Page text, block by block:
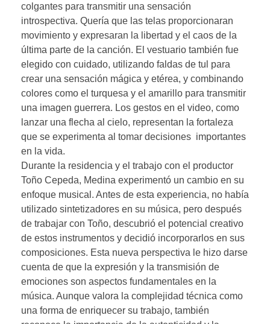
colgantes para transmitir una sensación
introspectiva. Quería que las telas proporcionaran
movimiento y expresaran la libertad y el caos de la
última parte de la canción. El vestuario también fue
elegido con cuidado, utilizando faldas de tul para
crear una sensación mágica y etérea, y combinando
colores como el turquesa y el amarillo para transmitir
una imagen guerrera. Los gestos en el video, como
lanzar una flecha al cielo, representan la fortaleza
que se experimenta al tomar decisiones importantes
en la vida.
Durante la residencia y el trabajo con el productor
Toño Cepeda, Medina experimentó un cambio en su
enfoque musical. Antes de esta experiencia, no había
utilizado sintetizadores en su música, pero después
de trabajar con Toño, descubrió el potencial creativo
de estos instrumentos y decidió incorporarlos en sus
composiciones. Esta nueva perspectiva le hizo darse
cuenta de que la expresión y la transmisión de
emociones son aspectos fundamentales en la
música. Aunque valora la complejidad técnica como
una forma de enriquecer su trabajo, también